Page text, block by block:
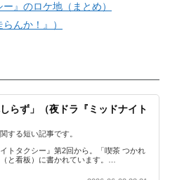
』のロケ地（まとめ）
んか！』）
しらず」（夜ドラ『ミッドナイト
する短い記事です。
トタクシー』第2回から。「喫茶 つかれ
と看板）に書かれています。…